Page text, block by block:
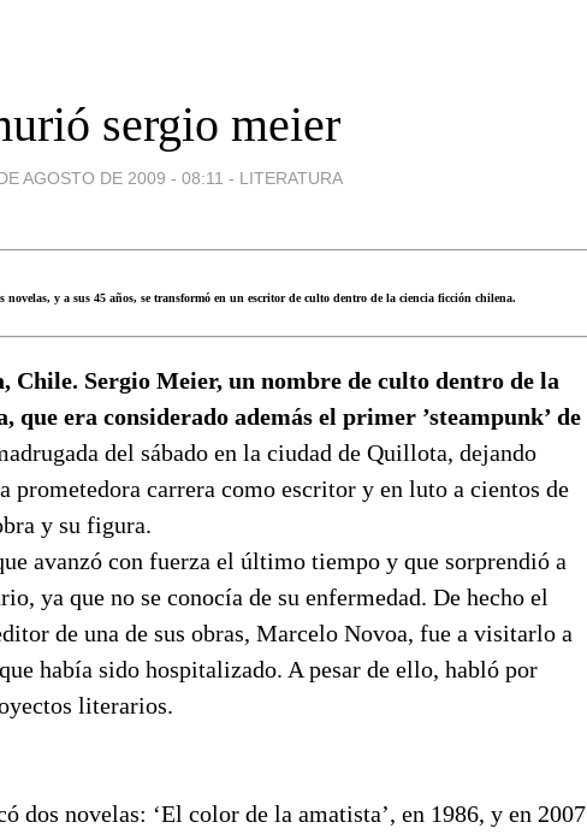
sergio meier
AGOSTO DE 2009 - 08:11 - LITERATURA
y a sus 45 años, se transformó en un escritor de culto dentro de la ciencia ficción chilena.
Sergio Meier, un nombre de culto dentro de la
era considerado además el primer ’steampunk’ de
del sábado en la ciudad de Quillota, dejando
prometedora carrera como escritor y en luto a cientos de
y su figura.
avanzó con fuerza el último tiempo y que sorprendió a
ya que no se conocía de su enfermedad. De hecho el
de una de sus obras, Marcelo Novoa, fue a visitarlo a
había sido hospitalizado. A pesar de ello, habló por
literarios.
dos novelas: ‘El color de la amatista’, en 1986, y en 2007